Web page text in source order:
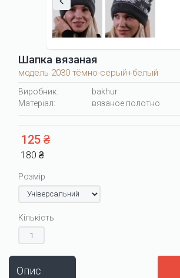
Шапка вязаная
модель 2030 тёмно-серый+белый
Виробник:
bakhur
Матеріал:
вязаное полотно
125 ₴
180 ₴
Розмір
Кількість
Опис